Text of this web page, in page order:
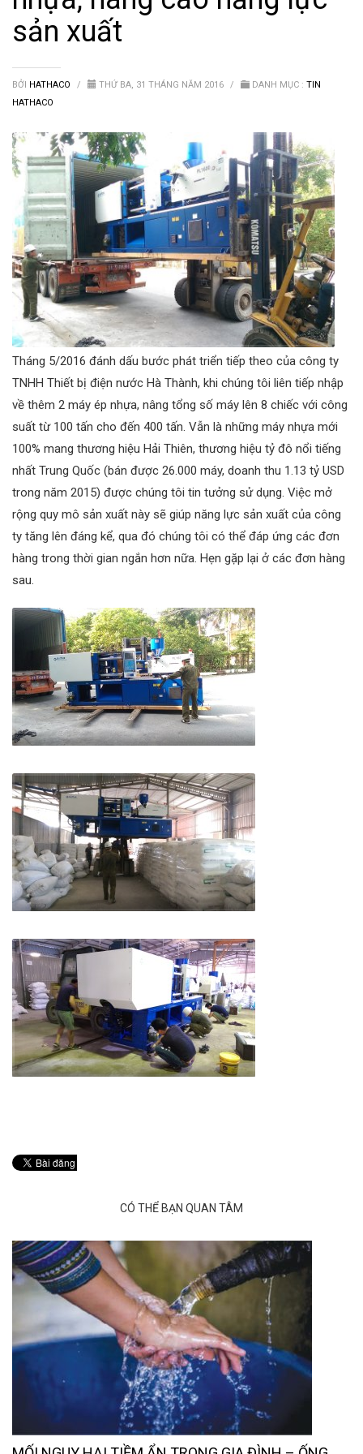
sản xuất
BỞI HATHACO / THỨ BA, 31 THÁNG NĂM 2016 / DANH MỤC : TIN
HATHACO
Tháng 5/2016 đánh dấu bước phát triển tiếp theo của công ty
TNHH Thiết bị điện nước Hà Thành, khi chúng tôi liên tiếp nhập
về thêm 2 máy ép nhựa, nâng tổng số máy lên 8 chiếc với công
suất từ 100 tấn cho đến 400 tấn. Vẫn là những máy nhựa mới
100% mang thương hiệu Hải Thiên, thương hiệu tỷ đô nổi tiếng
nhất Trung Quốc (bán được 26.000 máy, doanh thu 1.13 tỷ USD
trong năm 2015) được chúng tôi tin tưởng sử dụng. Việc mở
rộng quy mô sản xuất này sẽ giúp năng lực sản xuất của công
ty tăng lên đáng kể, qua đó chúng tôi có thể đáp ứng các đơn
hàng trong thời gian ngắn hơn nữa. Hẹn gặp lại ở các đơn hàng
sau.
CÓ THỂ BẠN QUAN TÂM